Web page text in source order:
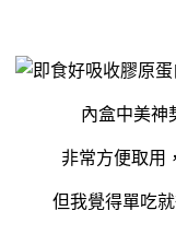
內盒中美神
非常方便取用
但我覺得單吃